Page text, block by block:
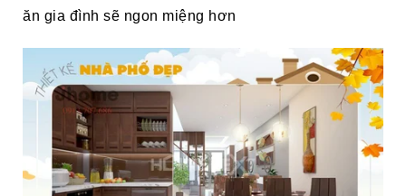
ăn gia đình sẽ ngon miệng hơn